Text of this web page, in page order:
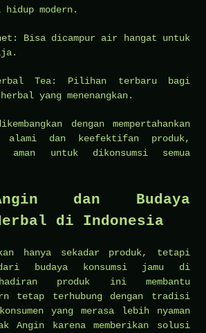
hidup modern.
Bisa dicampur air hangat untuk
Tea: Pilihan terbaru bagi
yang menenangkan.
dengan mempertahankan
alami dan keefektifan produk,
aman untuk dikonsumsi semua
dan Budaya
di Indonesia
hanya sekadar produk, tetapi
budaya konsumsi jamu di
produk ini membantu
tetap terhubung dengan tradisi
yang merasa lebih nyaman
Angin karena memberikan solusi